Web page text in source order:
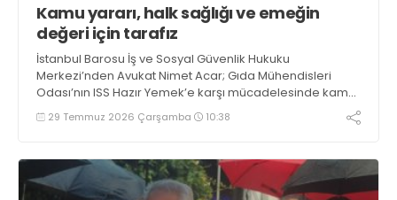
Kamu yararı, halk sağlığı ve emeğin
değeri için tarafız
İstanbul Barosu İş ve Sosyal Güvenlik Hukuku
Merkezi’nden Avukat Nimet Acar; Gıda Mühendisleri
Odası’nın ISS Hazır Yemek’e karşı mücadelesinde kamu
yararı, halk sağlığı ve emeğin değeri için taraf ve
dayanışma içinde olacaklarını söyledi
29 Temmuz 2026 Çarşamba 10:38